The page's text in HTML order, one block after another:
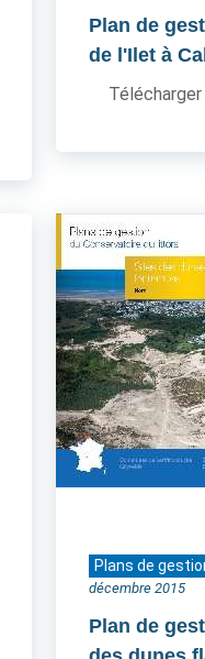
Plan de
de l'Ilet à
Plans de
décembre 2015
Plan de